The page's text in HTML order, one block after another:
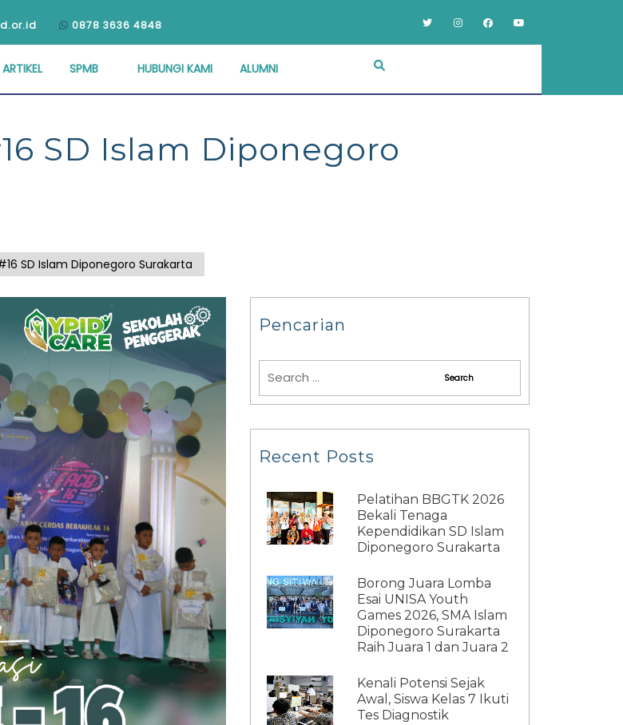
0878 3636 4848
ARTIKEL SPMB HUBUNGI KAMI ALUMNI
SD Islam Diponegoro
SD Islam Diponegoro Surakarta
Pencarian
Recent Posts
Pelatihan BBGTK 2026
Bekali Tenaga
Kependidikan SD Islam
Diponegoro Surakarta
Borong Juara Lomba
Esai UNISA Youth
Games 2026, SMA Islam
Diponegoro Surakarta
Raih Juara 1 dan Juara 2
Kenali Potensi Sejak
Awal, Siswa Kelas 7 Ikuti
Tes Diagnostik